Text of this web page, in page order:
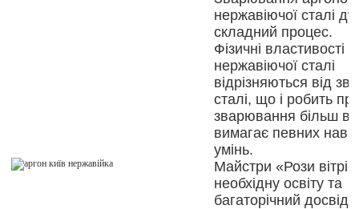
нержавіючої сталі
складний процес.
Фізичні властивості
нержавіючої сталі
відрізняються від
сталі, що і робить
зварювання більш
вимагає певних
умінь.
Майстри «Рози
необхідну освіту та
багаторічний досвід